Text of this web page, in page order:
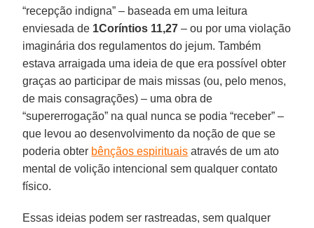
“recepção indigna” – baseada em uma leitura
enviesada de 1Coríntios 11,27 – ou por uma violação
imaginária dos regulamentos do jejum. Também
estava arraigada uma ideia de que era possível obter
graças ao participar de mais missas (ou, pelo menos,
de mais consagrações) – uma obra de
“supererrogação” na qual nunca se podia “receber” –
que levou ao desenvolvimento da noção de que se
poderia obter bênçãos espirituais através de um ato
mental de volição intencional sem qualquer contato
físico.
Essas ideias podem ser rastreadas, sem qualquer